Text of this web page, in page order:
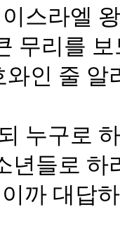
스라엘
무리를
와인 줄 알
누구로
년들로
까 대답